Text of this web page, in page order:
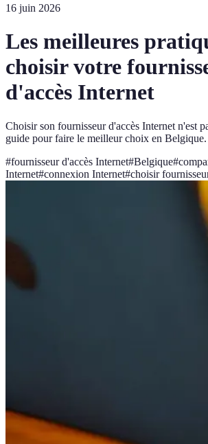
16 juin 2026
Les meilleures
choisir votre
d'accès Internet
Choisir son fournisseur d'accès Internet n'est
guide pour faire le meilleur choix en Belgique.
#fournisseur d'accès Internet#Belgique#
Internet#connexion Internet#choisir